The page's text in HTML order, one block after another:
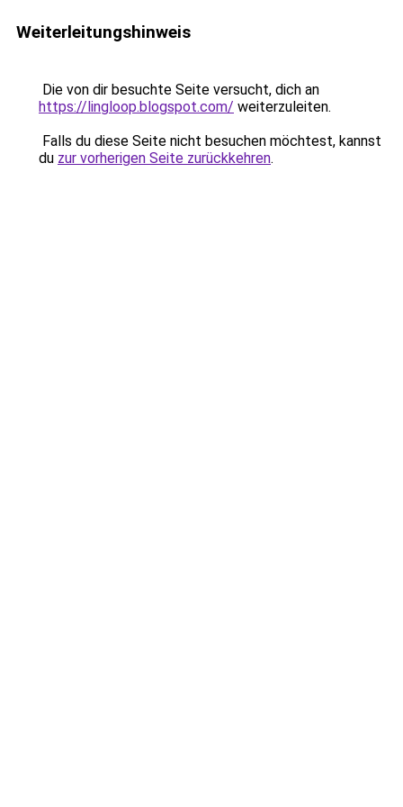
Weiterleitungshinweis
Die von dir besuchte Seite versucht, dich an
https://lingloop.blogspot.com/ weiterzuleiten.
Falls du diese Seite nicht besuchen möchtest, kannst
du zur vorherigen Seite zurückkehren.